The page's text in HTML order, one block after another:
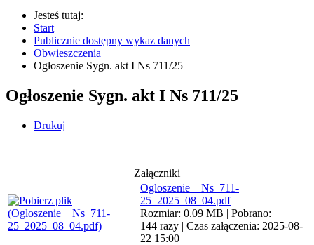
Jesteś tutaj:
Start
Publicznie dostępny wykaz danych
Obwieszczenia
Ogłoszenie Sygn. akt I Ns 711/25
Ogłoszenie Sygn. akt I Ns 711/25
Drukuj
Załączniki
Ogloszenie__Ns_711-
25_2025_08_04.pdf
Rozmiar: 0.09 MB | Pobrano:
144 razy | Czas załączenia: 2025-08-
22 15:00